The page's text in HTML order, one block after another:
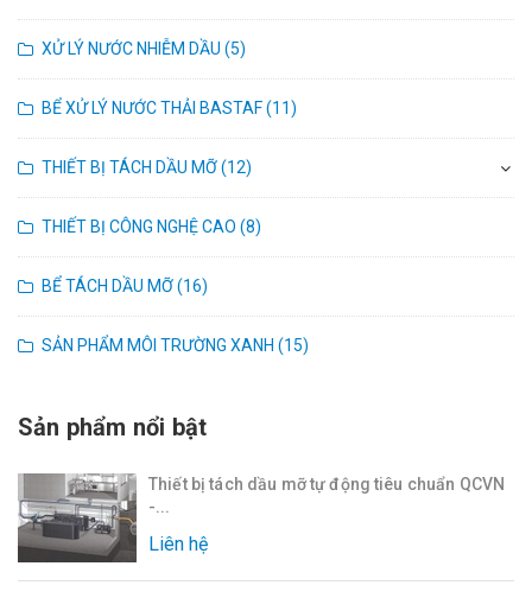
XỬ LÝ NƯỚC NHIỄM DẦU (5)
BỂ XỬ LÝ NƯỚC THẢI BASTAF (11)
THIẾT BỊ TÁCH DẦU MỠ (12)
THIẾT BỊ CÔNG NGHỆ CAO (8)
BỂ TÁCH DẦU MỠ (16)
SẢN PHẨM MÔI TRƯỜNG XANH (15)
Sản phẩm nổi bật
Thiết bị tách dầu mỡ tự động tiêu chuẩn QCVN
-...
Liên hệ